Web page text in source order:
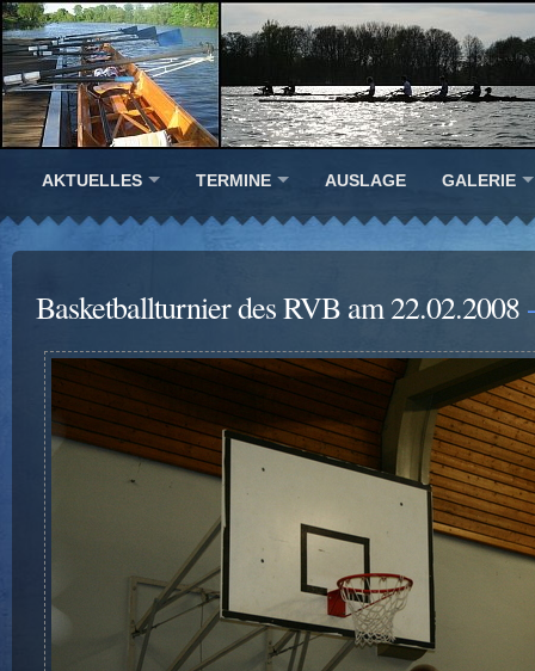
AKTUELLES TERMINE AUSLAGE GALERIE
Basketballturnier des RVB am 22.02.2008